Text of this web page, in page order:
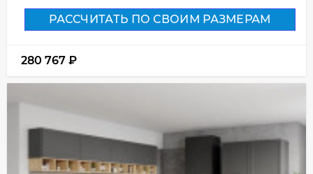
РАССЧИТАТЬ ПО СВОИМ РАЗМЕРАМ
280 767 ₽